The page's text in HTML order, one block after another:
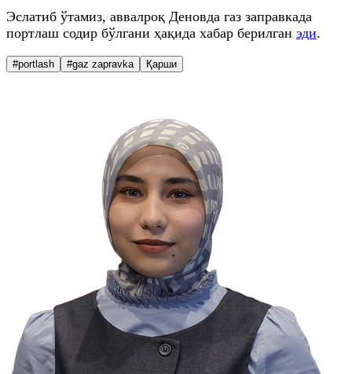
Эслатиб ўтамиз, аввалроқ Деновда газ заправкада
портлаш содир бўлгани ҳақида хабар берилган эди.
#portlash #gaz zapravka Қарши